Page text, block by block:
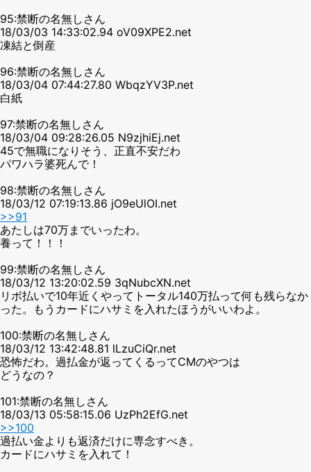
95:禁断の名無しさん
18/03/03 14:33:02.94 oV09XPE2.net
凍結と倒産
96:禁断の名無しさん
18/03/04 07:44:27.80 WbqzYV3P.net
白紙
97:禁断の名無しさん
18/03/04 09:28:26.05 N9zjhiEj.net
45で無職になりそう、正直不安だわ
パワハラ婆死んで！
98:禁断の名無しさん
18/03/12 07:19:13.86 jO9eUlOI.net
>>91
あたしは70万までいったわ。
養って！！！
99:禁断の名無しさん
18/03/12 13:20:02.59 3qNubcXN.net
リボ払いで10年近くやってトータル140万払って何も残らなか
った。もうカードにハサミを入れたほうがいいわよ。
100:禁断の名無しさん
18/03/12 13:42:48.81 lLzuCiQr.net
恐怖だわ。過払金が返ってくるってCMのやつは
どうなの？
101:禁断の名無しさん
18/03/13 05:58:15.06 UzPh2EfG.net
>>100
過払い金よりも返済だけに専念すべき。
カードにハサミを入れて！